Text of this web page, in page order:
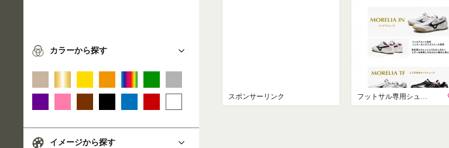
カラーから探す
イメージから探す
スポンサーリンク フットサル専用シューズ